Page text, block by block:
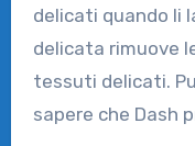
delicati quando li
delicata rimuove
tessuti delicati.
sapere che Dash